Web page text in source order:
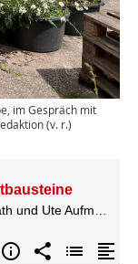
im Gespräch mit
(v. r.)